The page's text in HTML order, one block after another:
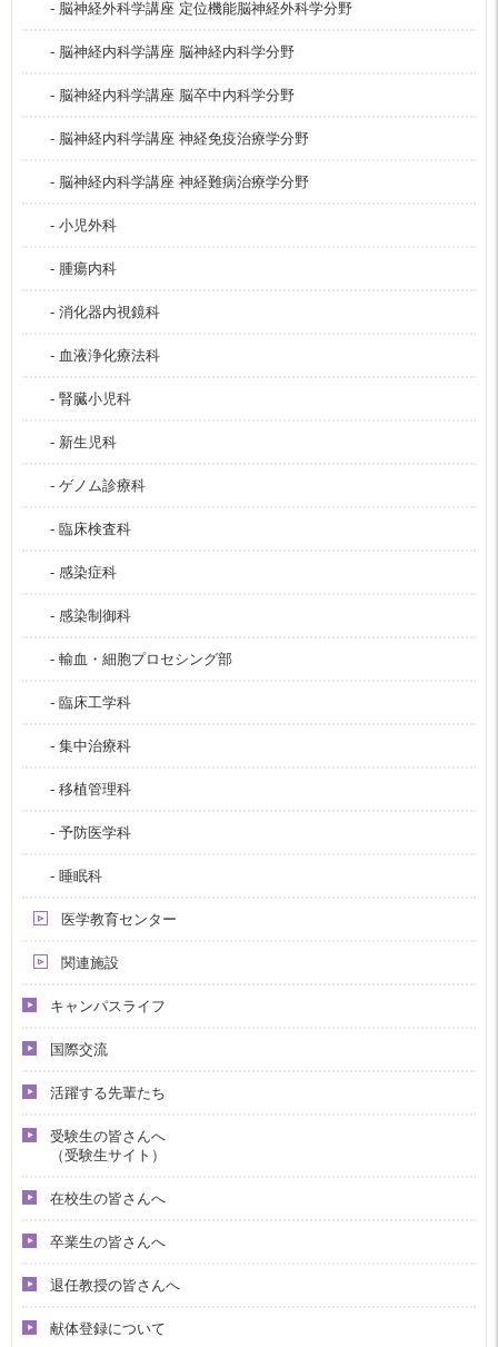
- 脳神経外科学講座 定位機能脳神経外科学分野
- 脳神経内科学講座 脳神経内科学分野
- 脳神経内科学講座 脳卒中内科学分野
- 脳神経内科学講座 神経免疫治療学分野
- 脳神経内科学講座 神経難病治療学分野
- 小児外科
- 腫瘍内科
- 消化器内視鏡科
- 血液浄化療法科
- 腎臓小児科
- 新生児科
- ゲノム診療科
- 臨床検査科
- 感染症科
- 感染制御科
- 輸血・細胞プロセシング部
- 臨床工学科
- 集中治療科
- 移植管理科
- 予防医学科
- 睡眠科
医学教育センター
関連施設
キャンパスライフ
国際交流
活躍する先輩たち
受験生の皆さんへ
（受験生サイト）
在校生の皆さんへ
卒業生の皆さんへ
退任教授の皆さんへ
献体登録について